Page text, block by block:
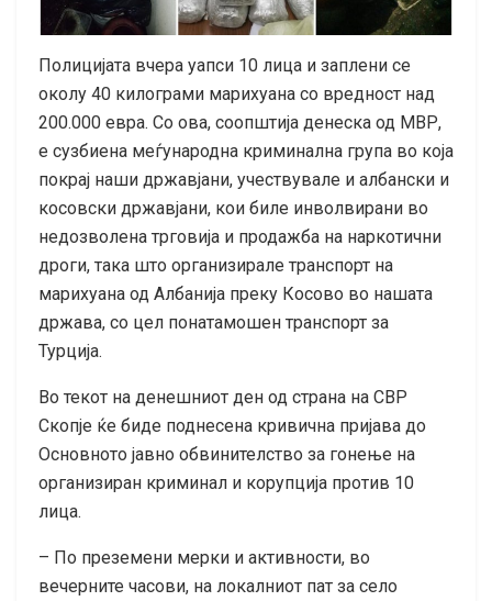
Полицијата вчера уапси 10 лица и заплени се
околу 40 килограми марихуана со вредност над
200.000 евра. Со ова, соопштија денеска од МВР,
е сузбиена меѓународна криминална група во која
покрај наши државјани, учествувале и албански и
косовски државјани, кои биле инволвирани во
недозволена трговија и продажба на наркотични
дроги, така што организирале транспорт на
марихуана од Албанија преку Косово во нашата
држава, со цел понатамошен транспорт за
Турција.
Во текот на денешниот ден од страна на СВР
Скопје ќе биде поднесена кривична пријава до
Основното јавно обвинителство за гонење на
организиран криминал и корупција против 10
лица.
– По преземени мерки и активности, во
вечерните часови, на локалниот пат за село